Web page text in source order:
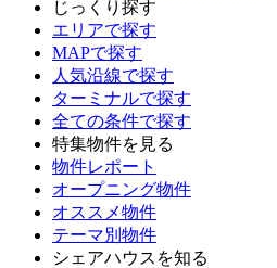
じっくり探す
エリアで探す
MAPで探す
人気沿線で探す
ターミナルで探す
全ての条件で探す
特集物件を見る
物件レポート
オープニング物件
オススメ物件
テーマ別物件
シェアハウスを知る